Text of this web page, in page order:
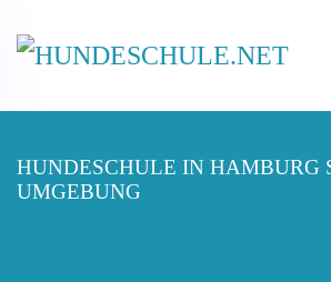
HUNDESCHULE IN HAMBURG
UMGEBUNG